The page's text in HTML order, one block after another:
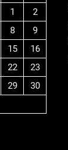
1
2
8
9
15
16
22
23
29
30